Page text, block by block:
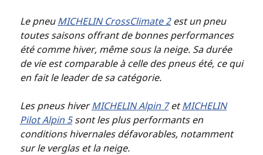
Le pneuMICHELIN CrossClimate 2est un pneu
toutes saisons offrant de bonnes performances
été comme hiver, même sous la neige. Sa durée
de vie est comparable à celle des pneus été, ce qui
en fait le leader de sa catégorie.
Les pneus hiverMICHELIN Alpin 7etMICHELIN
Pilot Alpin 5sont les plus performants en
conditions hivernales défavorables, notamment
sur le verglas et la neige.